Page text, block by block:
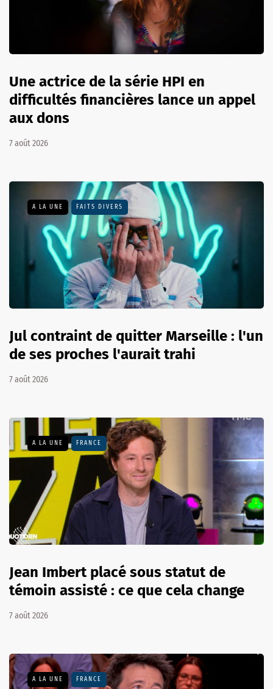
Une actrice de la série HPI en
difficultés financières lance un appel
aux dons
7 août 2026
A LA UNE FAITS DIVERS
Jul contraint de quitter Marseille : l'un
de ses proches l'aurait trahi
7 août 2026
A LA UNE FRANCE
Jean Imbert placé sous statut de
témoin assisté : ce que cela change
7 août 2026
A LA UNE FRANCE